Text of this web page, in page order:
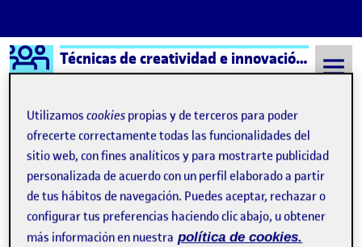
Saltar al contenido
Logo Ágora Técnicas de creatividad e innovación aula 1
Semestre 20152 - Aula 1 Julen Ortega Martin
Julen Ortega Martin
Utilizamoscookies propias y de terceros para poder
ofrecerte correctamente todas las funcionalidades del
sitio web, con fines analíticos y para mostrarte publicidad
personalizada de acuerdo con un perfil elaborado a partir
de tus hábitos de navegación. Puedes aceptar, rechazar o
configurar tus preferencias haciendo clic abajo, u obtener
más información en nuestra política de cookies.